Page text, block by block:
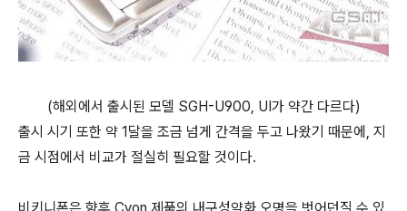
(해외에서 출시된 모델 SGH-U900, UI가 약간 다르다)
출시 시기 또한 약 1달을 조금 넘게 간격을 두고 나왔기 때문에, 지
금 시점에서 비교가 절실히 필요할 것이다.